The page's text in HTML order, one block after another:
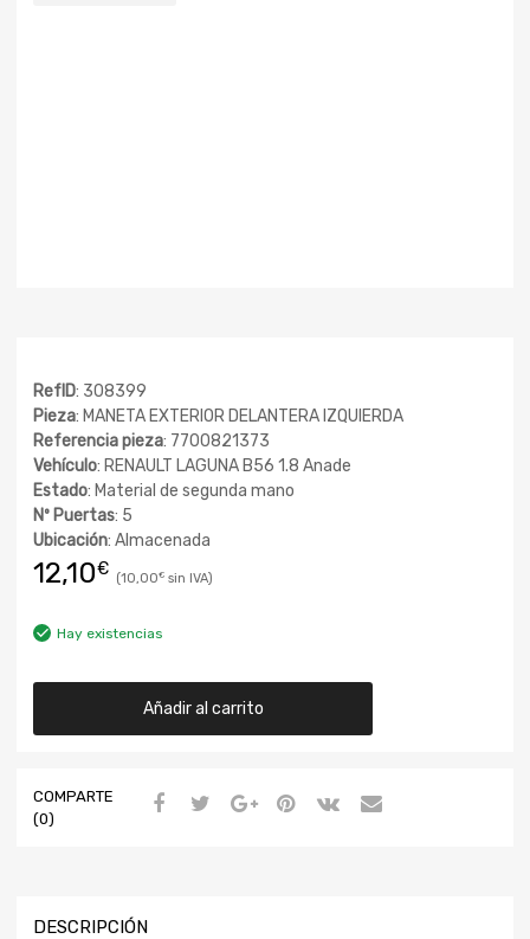
RefID: 308399
Pieza: MANETA EXTERIOR DELANTERA IZQUIERDA
Referencia pieza: 7700821373
Vehículo: RENAULT LAGUNA B56 1.8 Anade
Estado: Material de segunda mano
Nº Puertas: 5
Ubicación: Almacenada
12,10€ 10,00€
Hay existencias
Añadir al carrito
COMPARTE
(0)
DESCRIPCIÓN